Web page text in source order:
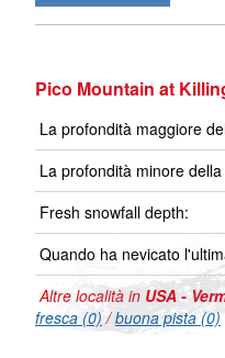
Pico Mountain at
La profondità maggiore
La profondità minore
Fresh snowfall depth:
Quando ha nevicato
Altre località in USA -
fresca (0)/buona pista (0)